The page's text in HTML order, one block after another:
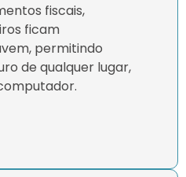
fiscais,
ficam
permitindo
de qualquer lugar,